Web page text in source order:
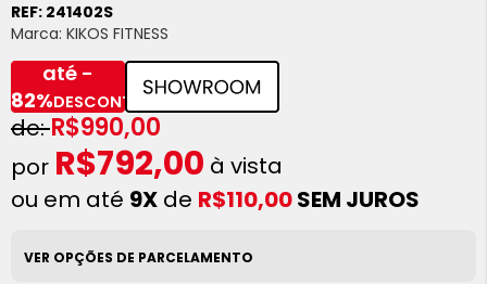
REF: 241402S
Marca: KIKOS FITNESS
R$990,00
até -
82%DESCONTO
R$792,00 à vista
ou em até 9X de R$110,00SEM JUROS
VER OPÇÕES DE PARCELAMENTO
da
Galeria
de
imagens